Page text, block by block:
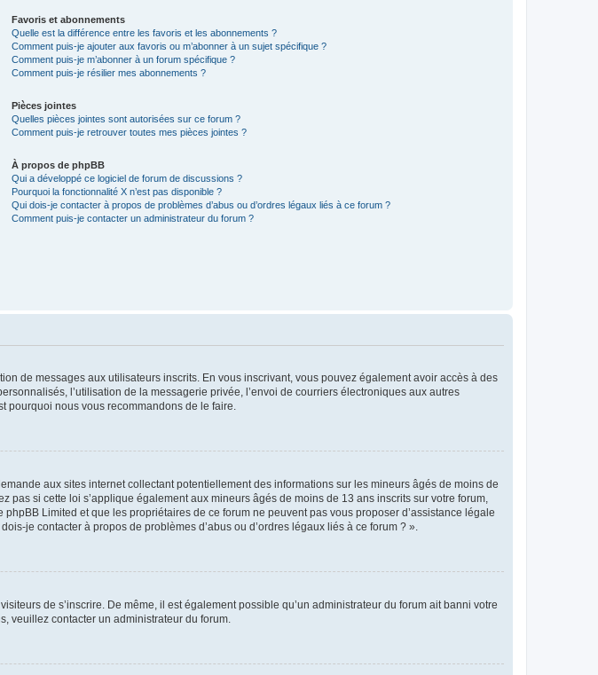
Favoris et abonnements
Quelle est la différence entre les favoris et les abonnements ?
Comment puis-je ajouter aux favoris ou m’abonner à un sujet spécifique ?
Comment puis-je m’abonner à un forum spécifique ?
Comment puis-je résilier mes abonnements ?
Pièces jointes
Quelles pièces jointes sont autorisées sur ce forum ?
Comment puis-je retrouver toutes mes pièces jointes ?
À propos de phpBB
Qui a développé ce logiciel de forum de discussions ?
Pourquoi la fonctionnalité X n’est pas disponible ?
Qui dois-je contacter à propos de problèmes d’abus ou d’ordres légaux liés à ce forum ?
Comment puis-je contacter un administrateur du forum ?
de messages aux utilisateurs inscrits. En vous inscrivant, vous pouvez également avoir accès à des
l’utilisation de la messagerie privée, l’envoi de courriers électroniques aux autres
pourquoi nous vous recommandons de le faire.
aux sites internet collectant potentiellement des informations sur les mineurs âgés de moins de
si cette loi s’applique également aux mineurs âgés de moins de 13 ans inscrits sur votre forum,
Limited et que les propriétaires de ce forum ne peuvent pas vous proposer d’assistance légale
je contacter à propos de problèmes d’abus ou d’ordres légaux liés à ce forum ? ».
de s’inscrire. De même, il est également possible qu’un administrateur du forum ait banni votre
veuillez contacter un administrateur du forum.